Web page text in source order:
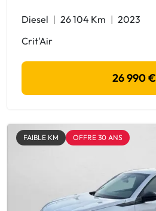
Diesel 26 104 Km
2023
Crit'Air
26 990 €
FAIBLE KM OFFRE 30 ANS